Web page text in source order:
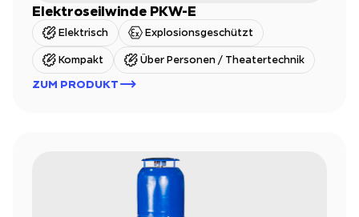
Elektroseilwinde PKW-E
Elektrisch Explosionsgeschützt
Kompakt Über Personen / Theatertechnik
ZUM PRODUKT